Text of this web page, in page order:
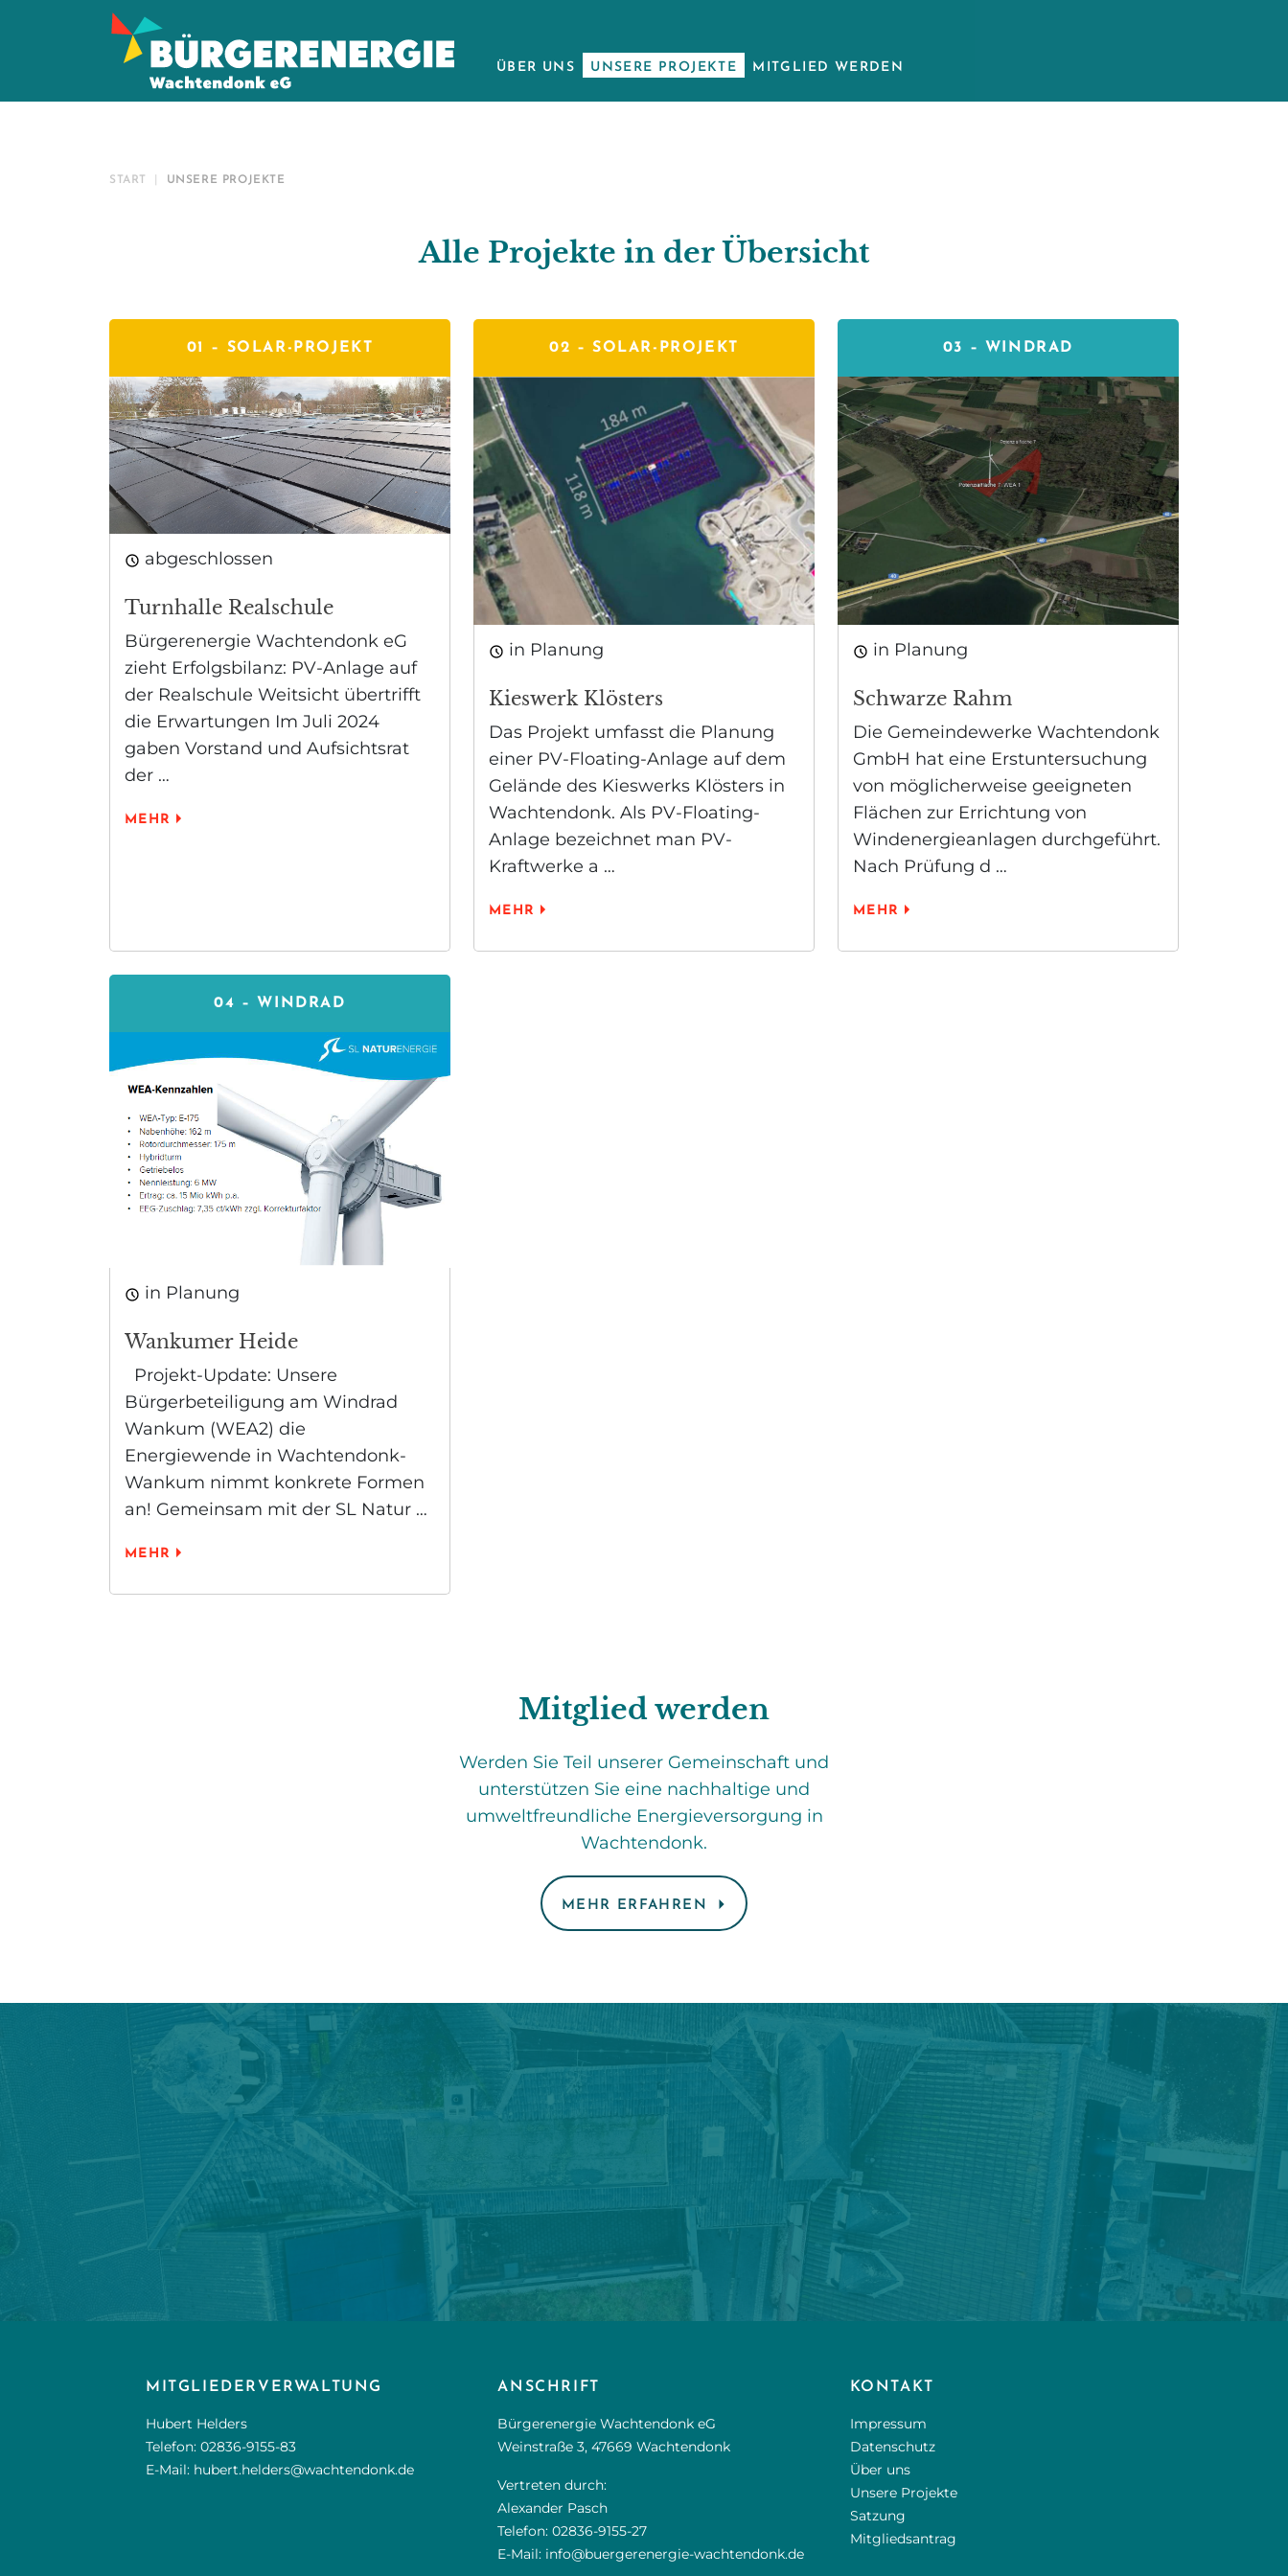
ÜBER UNS UNSERE PROJEKTE MITGLIED WERDEN
START UNSERE PROJEKTE
Alle Projekte in der Übersicht
01 – SOLAR-PROJEKT
abgeschlossen
Turnhalle Realschule
Bürgerenergie Wachtendonk eG
zieht Erfolgsbilanz: PV-Anlage auf
der Realschule Weitsicht übertrifft
die Erwartungen Im Juli 2024
gaben Vorstand und Aufsichtsrat
der …
MEHR
02 –SOLAR-PROJEKT
in Planung
Kieswerk Klösters
Das Projekt umfasst die Planung
einer PV-Floating-Anlage auf dem
Gelände des Kieswerks Klösters in
Wachtendonk. Als PV-Floating-
Anlage bezeichnet man PV-
Kraftwerke a …
MEHR
03 – WINDRAD
in Planung
Schwarze Rahm
Die Gemeindewerke Wachtendonk
GmbH hat eine Erstuntersuchung
von möglicherweise geeigneten
Flächen zur Errichtung von
Windenergieanlagen durchgeführt.
Nach Prüfung d …
MEHR
04 – WINDRAD
in Planung
Wankumer Heide
Projekt-Update: Unsere
Bürgerbeteiligung am Windrad
Wankum (WEA2) die
Energiewende in Wachtendonk-
Wankum nimmt konkrete Formen
an! Gemeinsam mit der SL Natur …
MEHR
Mitglied werden
Werden Sie Teil unserer Gemeinschaft und
unterstützen Sie eine nachhaltige und
umweltfreundliche Energieversorgung in
Wachtendonk.
MEHR ERFAHREN
MITGLIEDERVERWALTUNG
Hubert Helders
Telefon: 02836-9155-83
E-Mail: hubert.helders@wachtendonk.de
ANSCHRIFT
Bürgerenergie Wachtendonk eG
Weinstraße 3, 47669 Wachtendonk
Vertreten durch:
Alexander Pasch
Telefon:02836-9155-27
E-Mail: info@buergerenergie-wachtendonk.de
KONTAKT
Impressum
Datenschutz
Über uns
Unsere Projekte
Satzung
Mitgliedsantrag